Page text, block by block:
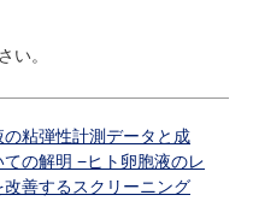
い。
粘弾性計測データと成
の解明 −ヒト卵胞液のレ
善するスクリーニング